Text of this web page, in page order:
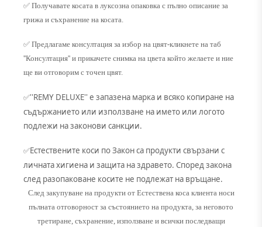
✅ Получавате косата в луксозна опаковка с пълно описание за
грижа и съхранение на косата.
✅ Предлагаме консултация за избор на цвят-кликнете на таб
''Консултация'' и прикачете снимка на цвета който желаете и ние
ще ви отговорим с точен цвят.
✅''REMY DELUXE'' е запазена марка и всяко копиране на
съдържанието или използване на името или логото
подлежи на законови санкции.
✅Естествените коси по Закон са продукти свързани с
личната хигиена и защита на здравето. Според закона
след разопаковане косите не подлежат на връщане.
След закупуване на продукти от Естествена коса клиента носи
пълната отговорност за състоянието на продукта, за неговото
третиране, съхранение, използване и всички последващи